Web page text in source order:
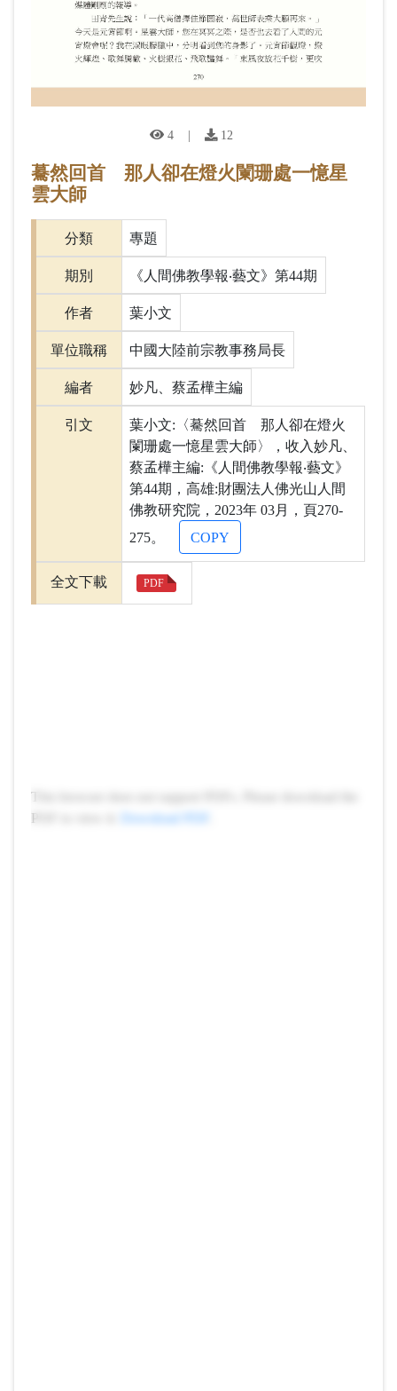
4 | 12
驀然回首 那人卻在燈火闌珊處一憶星
雲大師
分類 專題
期別 《人間佛教學報‧藝文》第44期
作者 葉小文
單位職稱 中國大陸前宗教事務局長
編者 妙凡、蔡孟樺主編
引文
葉小文:〈驀然回首 那人卻在燈火
闌珊處一憶星雲大師〉，收入妙凡、
蔡孟樺主編:《人間佛教學報‧藝文》
第44期，高雄:財團法人佛光山人間
佛教研究院，2023年 03月，頁270-
275。
COPY
全文下載 PDF
This browser does not support PDFs. Please download the
PDF to view it:
Download PDF